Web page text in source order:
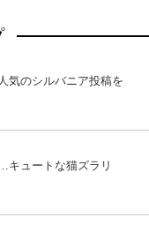
気のシルバニア投稿を
キュートな猫ズラリ